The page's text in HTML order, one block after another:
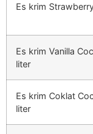
Es krim
Es krim Vanilla
liter
Es krim Coklat
liter